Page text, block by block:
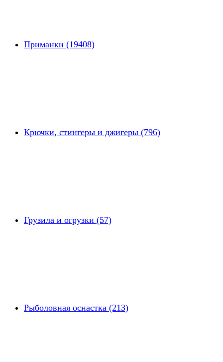
Приманки (19408)
Крючки, стингеры и джигеры (796)
Грузила и огрузки (57)
Рыболовная оснастка (213)